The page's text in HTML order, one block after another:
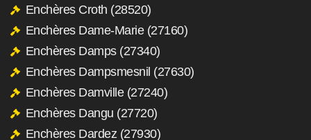
Enchères Croth (28520)
Enchères Dame-Marie (27160)
Enchères Damps (27340)
Enchères Dampsmesnil (27630)
Enchères Damville (27240)
Enchères Dangu (27720)
Enchères Dardez (27930)